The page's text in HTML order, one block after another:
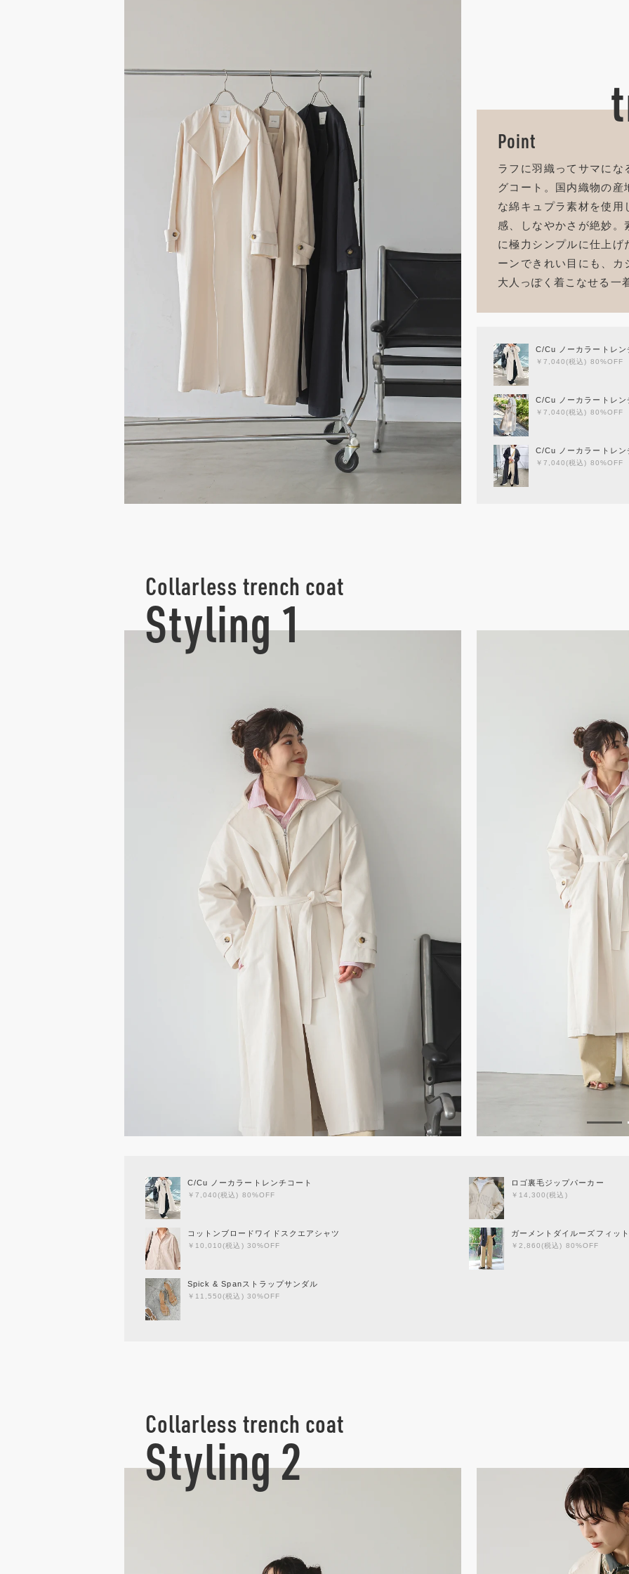
Point
ラフに羽織ってサマに
グコート。国内織物の
な綿キュプラ素材を使
感、しなやかさが絶妙。
に極力シンプルに仕上
ーンできれい目にも、
大人っぽく着こなせる一
C/Cu ノーカラートレン
￥7,040(税込) 80%OFF
C/Cu ノーカラートレン
￥7,040(税込) 80%OFF
C/Cu ノーカラートレン
￥7,040(税込) 80%OFF
Collarless trench coat
Styling 1
C/Cu ノーカラートレンチコート
￥7,040(税込) 80%OFF
ロゴ裏毛ジップパーカー
￥14,300(税込)
コットンブロードワイドスクエアシャツ
￥10,010(税込) 30%OFF
ガーメントダイルーズフィッ
￥2,860(税込) 80%OFF
Spick & Spanストラップサンダル
￥11,550(税込) 30%OFF
Collarless trench coat
Styling 2